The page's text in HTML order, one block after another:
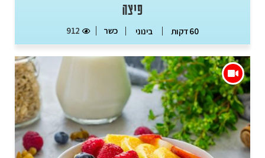
פיצה
60 דקות בינוני כשר 912